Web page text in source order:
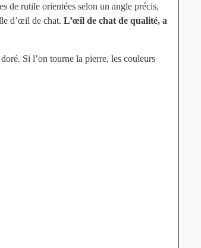
de rutile orientées selon un angle précis,
d’œil de chat. L’œil de chat de qualité, a
Si l’on tourne la pierre, les couleurs